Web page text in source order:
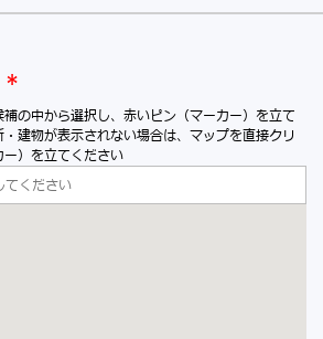
*
の中から選択し、赤いピン（マーカー）を立て
建物が表示されない場合は、マップを直接クリ
）を立てください